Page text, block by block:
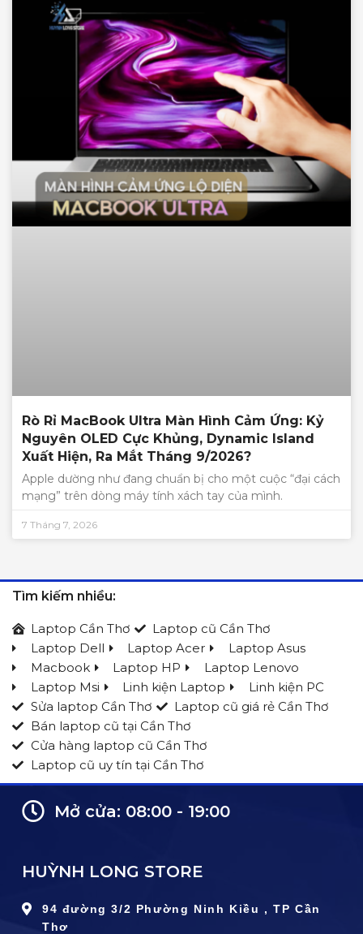
Rò Rỉ MacBook Ultra Màn Hình Cảm Ứng: Kỷ
Nguyên OLED Cực Khủng, Dynamic Island
Xuất Hiện, Ra Mắt Tháng 9/2026?
Apple dường như đang chuẩn bị cho một cuộc “đại cách
mạng” trên dòng máy tính xách tay của mình.
7 Tháng 7, 2026
Tìm kiếm nhiều:
Laptop Cần Thơ
Laptop cũ Cần Thơ
Laptop Dell
Laptop Acer
Laptop Asus
Macbook
Laptop HP
Laptop Lenovo
Laptop Msi
Linh kiện Laptop
Linh kiện PC
Sửa laptop Cần Thơ
Laptop cũ giá rẻ Cần Thơ
Bán laptop cũ tại Cần Thơ
Cửa hàng laptop cũ Cần Thơ
Laptop cũ uy tín tại Cần Thơ
Mở cửa: 08:00 - 19:00
HUỲNH LONG STORE
94 đường 3/2 Phường Ninh Kiều , TP Cần
Thơ